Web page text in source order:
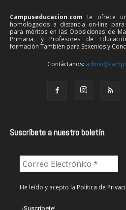
Campuseducacion.com te ofrece
homologados a distancia on-line
para méritos en las Oposiciones de
Primaria, y Profesores de
formación También para Sexenios y
Contáctanos:
Suscríbete a nuestro boletín
He leído y acepto la Política de